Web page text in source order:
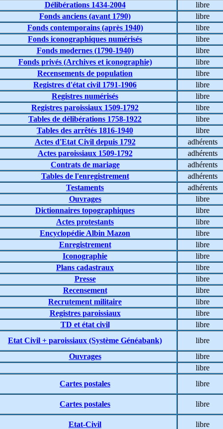
Délibérations 1434-2004 libre
Fonds anciens (avant 1790) libre
Fonds contemporains (après 1940) libre
Fonds iconographiques numérisés libre
Fonds modernes (1790-1940) libre
Fonds privés (Archives et iconographie) libre
Recensements de population libre
Registres d'état civil 1791-1906 libre
Registres numérisés libre
Registres paroissiaux 1509-1792 libre
Tables de délibérations 1758-1922 libre
Tables des arrêtés 1816-1940 libre
Actes d'Etat Civil depuis 1792 adhérents
Actes paroissiaux 1509-1792 adhérents
Contrats de mariage adhérents
Tables de l'enregistrement adhérents
Testaments adhérents
Ouvrages libre
Dictionnaires topographiques libre
Actes protestants libre
Encyclopédie Albin Mazon libre
Enregistrement libre
Iconographie libre
Plans cadastraux libre
Presse libre
Recensement libre
Recrutement militaire libre
Registres paroissiaux libre
TD et état civil libre
Etat Civil + paroissiaux (Système Généabank) libre
Ouvrages libre
libre
Cartes postales libre
Cartes postales libre
Etat-Civil libre